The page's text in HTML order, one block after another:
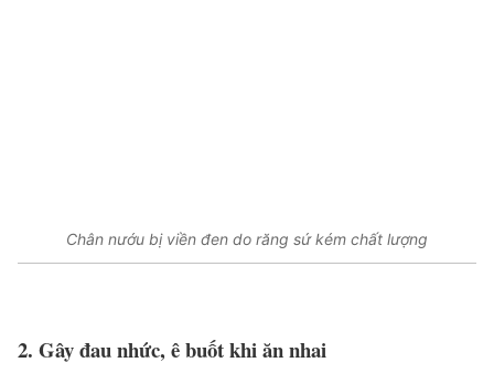
Chân nướu bị viền đen do răng sứ kém chất lượng
2. Gây đau nhức, ê buốt khi ăn nhai